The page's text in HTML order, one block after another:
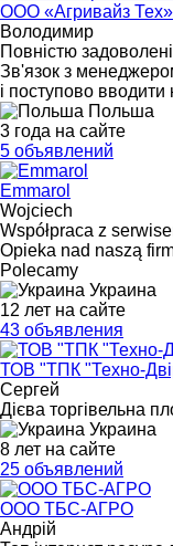
ООО «Агривайз Тех»
Володимир
Повністю
Зв'язок з
і поступово вводити
Польша
3 года на сайте
5 объявлений
Emmarol
Wojciech
Współpraca z
Opieka nad naszą
Polecamy
Украина
12 лет на сайте
43 объявления
ТОВ "ТПК "Техно-
Сергей
Дієва торгівельна
Украина
8 лет на сайте
25 объявлений
ООО ТБС-АГРО
Андрій